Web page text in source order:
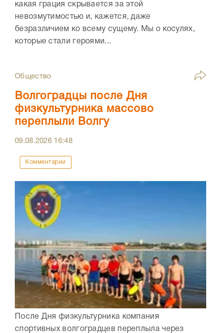
какая грация скрывается за этой
невозмутимостью и, кажется, даже
безразличием ко всему сущему. Мы о косулях,
которые стали героями...
Общество
Волгоградцы после Дня
физкультурника массово
переплыли Волгу
09.08.2026 16:48
Комментарии
После Дня физкультурника компания
спортивных волгоградцев переплыла через